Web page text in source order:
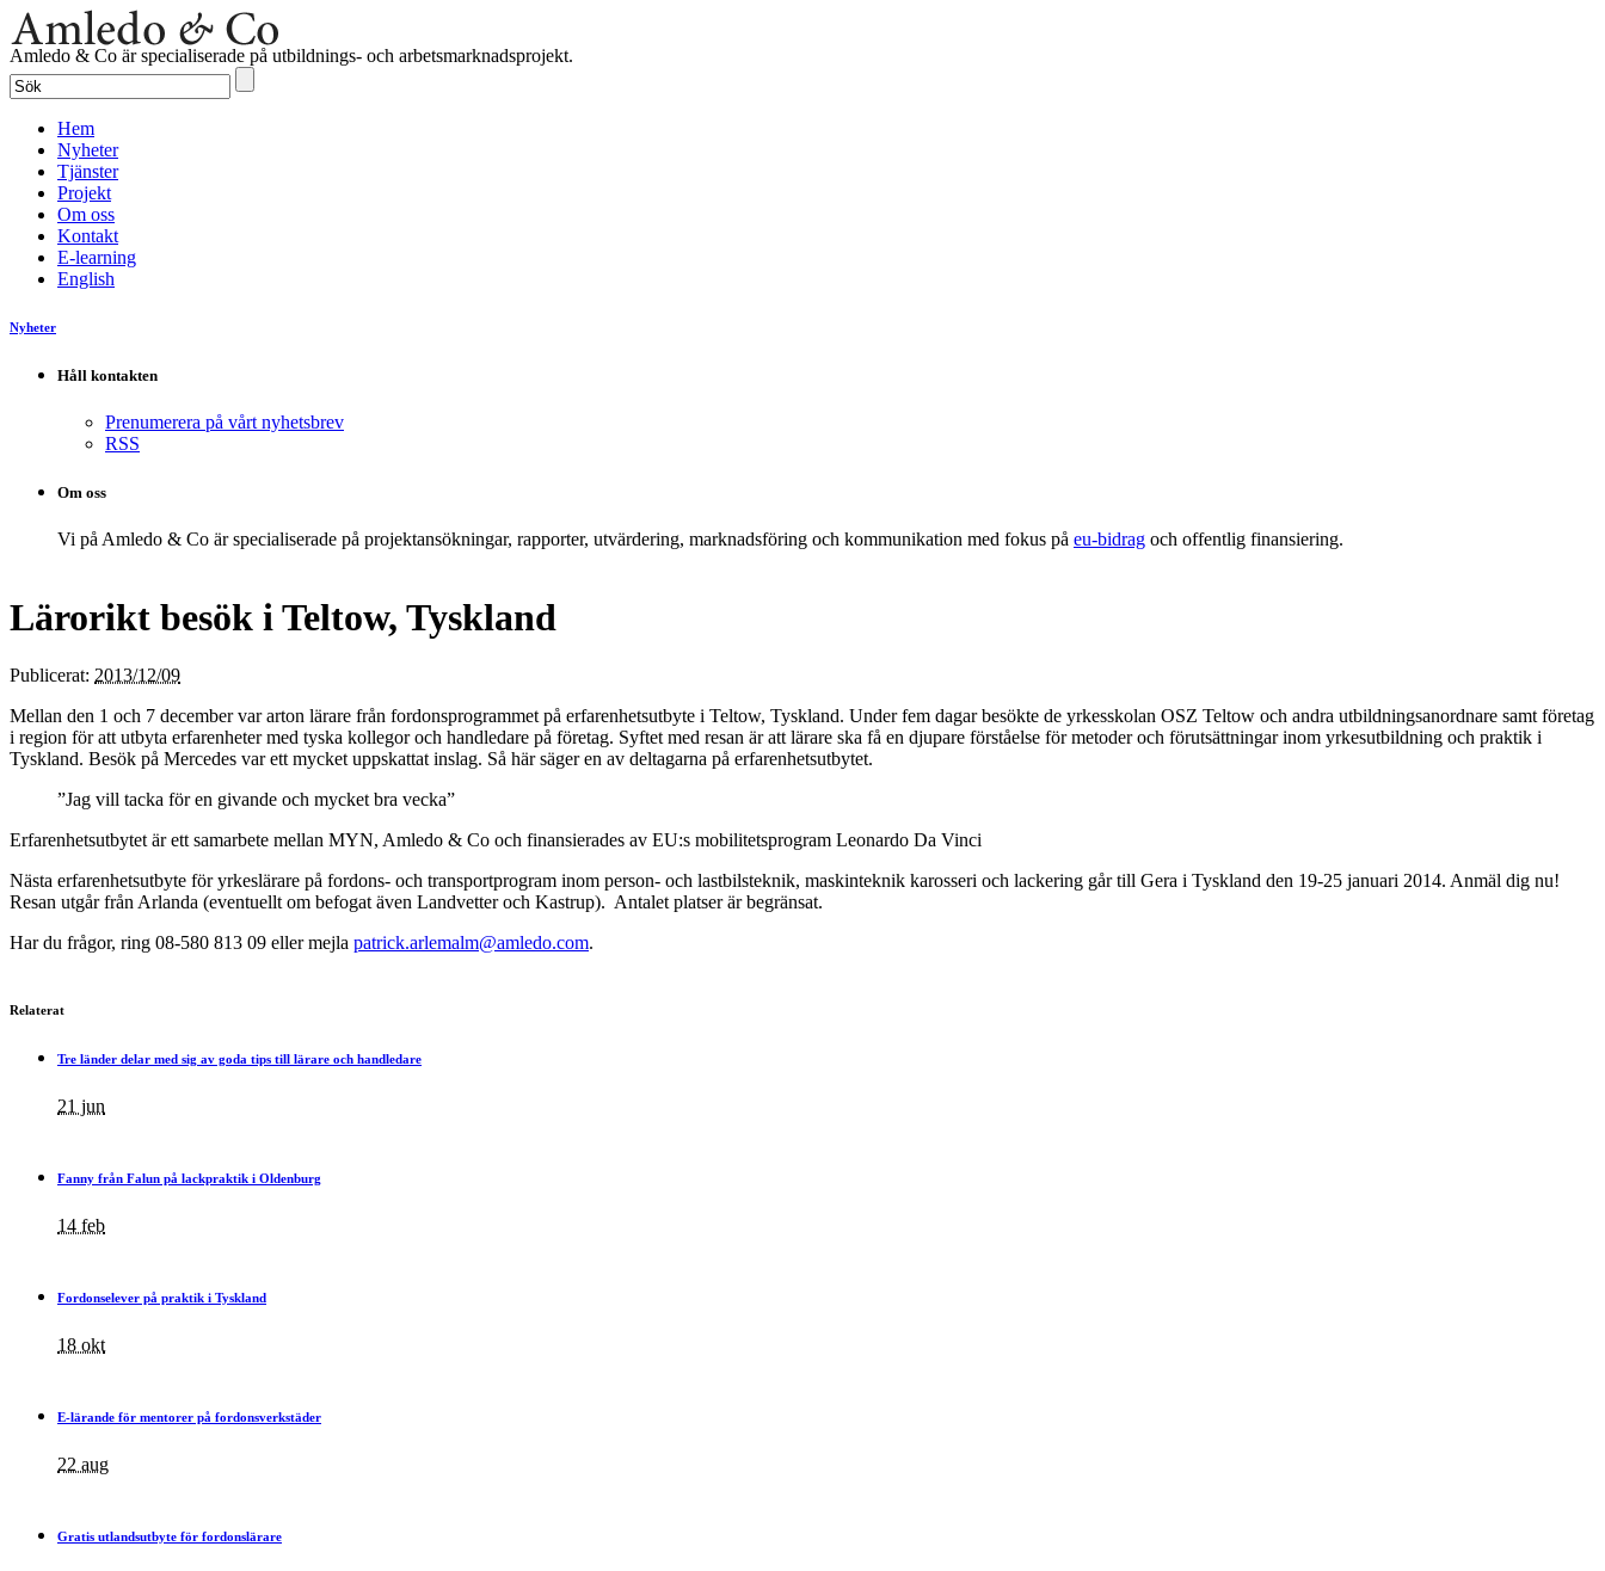
Amledo & Co är specialiserade på utbildnings- och arbetsmarknadsprojekt.
Hem
Nyheter
Tjänster
Projekt
Om oss
Kontakt
E-learning
English
Nyheter
Håll kontakten
Prenumerera på vårt nyhetsbrev
RSS
Om oss
Vi på Amledo & Co är specialiserade på projekt­ansökningar, rapporter, utvärdering, marknadsföring och kommunikation med fokus på eu-bidrag och offentlig finansiering.
Lärorikt besök i Teltow, Tyskland
Publicerat: 2013/12/09
Mellan den 1 och 7 december var arton lärare från fordonsprogrammet på erfarenhetsutbyte i Teltow, Tyskland. Under fem dagar besökte de yrkesskolan OSZ Teltow och andra utbildningsanordnare samt företag
i region för att utbyta erfarenheter med tyska kollegor och handledare på företag. Syftet med resan är att lärare ska få en djupare förståelse för metoder och förutsättningar inom yrkesutbildning och praktik i
Tyskland. Besök på Mercedes var ett mycket uppskattat inslag. Så här säger en av deltagarna på erfarenhetsutbytet.
”Jag vill tacka för en givande och mycket bra vecka”
Erfarenhetsutbytet är ett samarbete mellan MYN, Amledo & Co och finansierades av EU:s mobilitetsprogram Leonardo Da Vinci
Nästa erfarenhetsutbyte för yrkeslärare på fordons- och transportprogram inom person- och lastbilsteknik, maskinteknik karosseri och lackering går till Gera i Tyskland den 19-25 januari 2014. Anmäl dig nu!
Resan utgår från Arlanda (eventuellt om befogat även Landvetter och Kastrup). Antalet platser är begränsat.
Har du frågor, ring 08-580 813 09 eller mejla patrick.arlemalm@amledo.com.
Relaterat
Tre länder delar med sig av goda tips till lärare och handledare
21 jun
Fanny från Falun på lackpraktik i Oldenburg
14 feb
Fordonselever på praktik i Tyskland
18 okt
E-lärande för mentorer på fordonsverkstäder
22 aug
Gratis utlandsutbyte för fordonslärare